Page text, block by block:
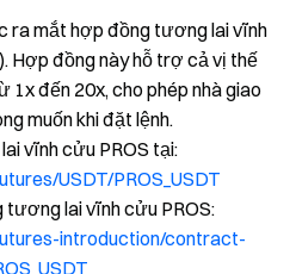
ra mắt hợp đồng tương lai vĩnh
Hợp đồng này hỗ trợ cả vị thế
1x đến 20x, cho phép nhà giao
muốn khi đặt lệnh.
vĩnh cửu PROS tại:
USDT/PROS_USDT
tương lai vĩnh cửu PROS:
introduction/contract-